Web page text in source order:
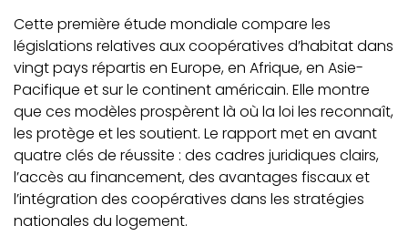
Cette première étude mondiale compare les
législations relatives aux coopératives d’habitat dans
vingt pays répartis en Europe, en Afrique, en Asie-
Pacifique et sur le continent américain. Elle montre
que ces modèles prospèrent là où la loi les reconnaît,
les protège et les soutient. Le rapport met en avant
quatre clés de réussite : des cadres juridiques clairs,
l’accès au financement, des avantages fiscaux et
l’intégration des coopératives dans les stratégies
nationales du logement.